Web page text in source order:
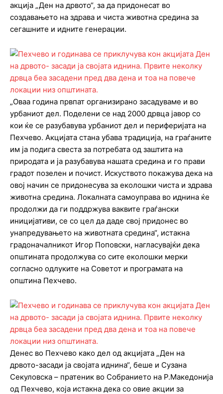
акција „Ден на дрвото“, за да придонесат во
создавањето на здрава и чиста животна средина за
сегашните и идните генерации.
„Оваа година првпат организирано засадуваме и во
урбаниот дел. Поделени се над 2000 дрвца јавор со
кои ќе се разубавува урбаниот дел и периферијата на
Пехчево. Акцијата стана убава традиција, на граѓаните
им ја подига свеста за потребата од заштита на
природата и ја разубавува нашата средина и го прави
градот позелен и почист. Искуството покажува дека на
овој начин се придонесува за еколошки чиста и здрава
животна средина. Локалната самоуправа во иднина ќе
продолжи да ги поддржува ваквите граѓански
иницијативи, се со цел да даде свој придонес во
унапредувањето на животната средина“, истакна
градоначалникот Игор Поповски, нагласувајќи дека
општината продолжува со сите еколошки мерки
согласно одлуките на Советот и програмата на
општина Пехчево.
Денес во Пехчево како дел од акцијата „Ден на
дрвото-засади ја својата иднина“, беше и Сузана
Секуловска – пратеник во Собранието на Р.Македонија
од Пехчево, која истакна дека со овие акции за